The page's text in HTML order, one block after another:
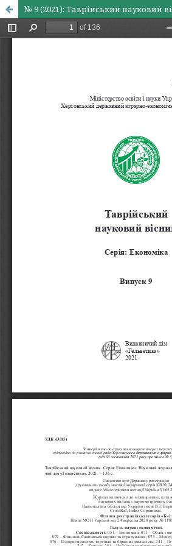
№ 9 (2021): Таврійський науковий